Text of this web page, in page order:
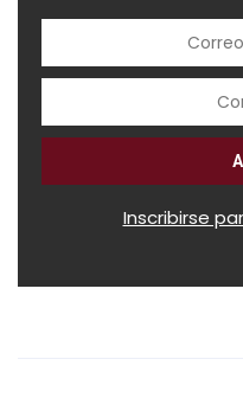
Inscribirse